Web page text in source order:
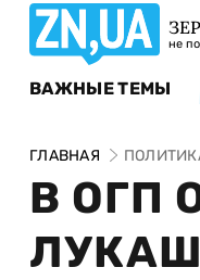
не
ВАЖНЫЕ ТЕМЫ
ГЛАВНАЯ
В ОГП